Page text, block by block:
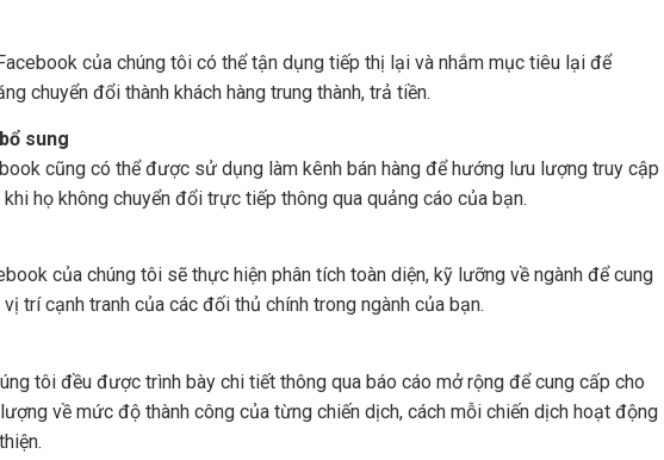
của chúng tôi có thể tận dụng tiếp thị lại và nhắm mục tiêu lại để
chuyển đổi thành khách hàng trung thành, trả tiền.
sung
cũng có thể được sử dụng làm kênh bán hàng để hướng lưu lượng truy cập
họ không chuyển đổi trực tiếp thông qua quảng cáo của bạn.
của chúng tôi sẽ thực hiện phân tích toàn diện, kỹ lưỡng về ngành để cung
trí cạnh tranh của các đối thủ chính trong ngành của bạn.
tôi đều được trình bày chi tiết thông qua báo cáo mở rộng để cung cấp cho
về mức độ thành công của từng chiến dịch, cách mỗi chiến dịch hoạt động